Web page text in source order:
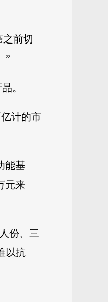
前切
”
。
计的市
能基
元来
份、三
以抗